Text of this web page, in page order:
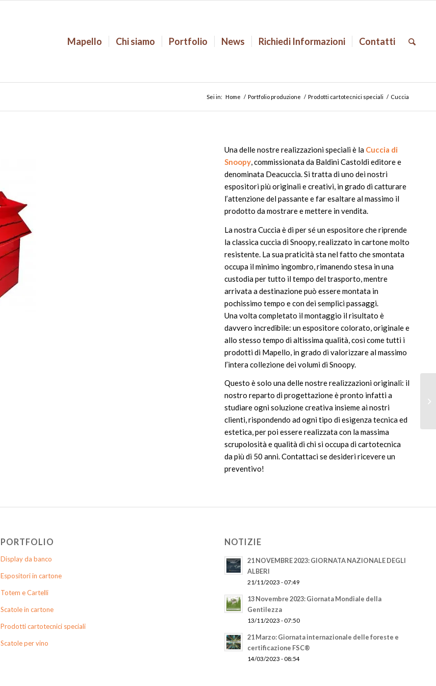
Mapello Chi siamo Portfolio News Richiedi Informazioni Contatti
Sei in: Home / Portfolio produzione / Prodotti cartotecnici speciali / Cuccia
Una delle nostre realizzazioni speciali è la Cuccia di
Snoopy, commissionata da Baldini Castoldi editore e
denominata Deacuccia. Si tratta di uno dei nostri
espositori più originali e creativi, in grado di catturare
l’attenzione del passante e far esaltare al massimo il
prodotto da mostrare e mettere in vendita.
La nostra Cuccia è di per sé un espositore che riprende
la classica cuccia di Snoopy, realizzato in cartone molto
resistente. La sua praticità sta nel fatto che smontata
occupa il minimo ingombro, rimanendo stesa in una
custodia per tutto il tempo del trasporto, mentre
arrivata a destinazione può essere montata in
pochissimo tempo e con dei semplici passaggi.
Una volta completato il montaggio il risultato è
davvero incredibile: un espositore colorato, originale e
allo stesso tempo di altissima qualità, così come tutti i
prodotti di Mapello, in grado di valorizzare al massimo
l’intera collezione dei volumi di Snoopy.
Questo è solo una delle nostre realizzazioni originali: il
nostro reparto di progettazione è pronto infatti a
studiare ogni soluzione creativa insieme ai nostri
clienti, rispondendo ad ogni tipo di esigenza tecnica ed
estetica, per poi essere realizzata con la massima
scrupolosità e qualità di chi si occupa di cartotecnica
da più di 50 anni. Contattaci se desideri ricevere un
preventivo!
PORTFOLIO
Display da banco
Espositori in cartone
Totem e Cartelli
Scatole in cartone
Prodotti cartotecnici speciali
Scatole per vino
NOTIZIE
21 NOVEMBRE 2023: GIORNATA NAZIONALE DEGLI
ALBERI
21/11/2023 - 07:49
13 Novembre 2023: Giornata Mondiale della
Gentilezza
13/11/2023 - 07:50
21 Marzo: Giornata internazionale delle foreste e
certificazione FSC®
14/03/2023 - 08:54